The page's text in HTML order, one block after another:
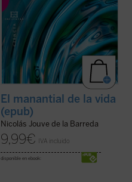
El manantial de la vida
(epub)
Nicolás Jouve de la Barreda
9,99€ IVA incluido
disponible en ebook: